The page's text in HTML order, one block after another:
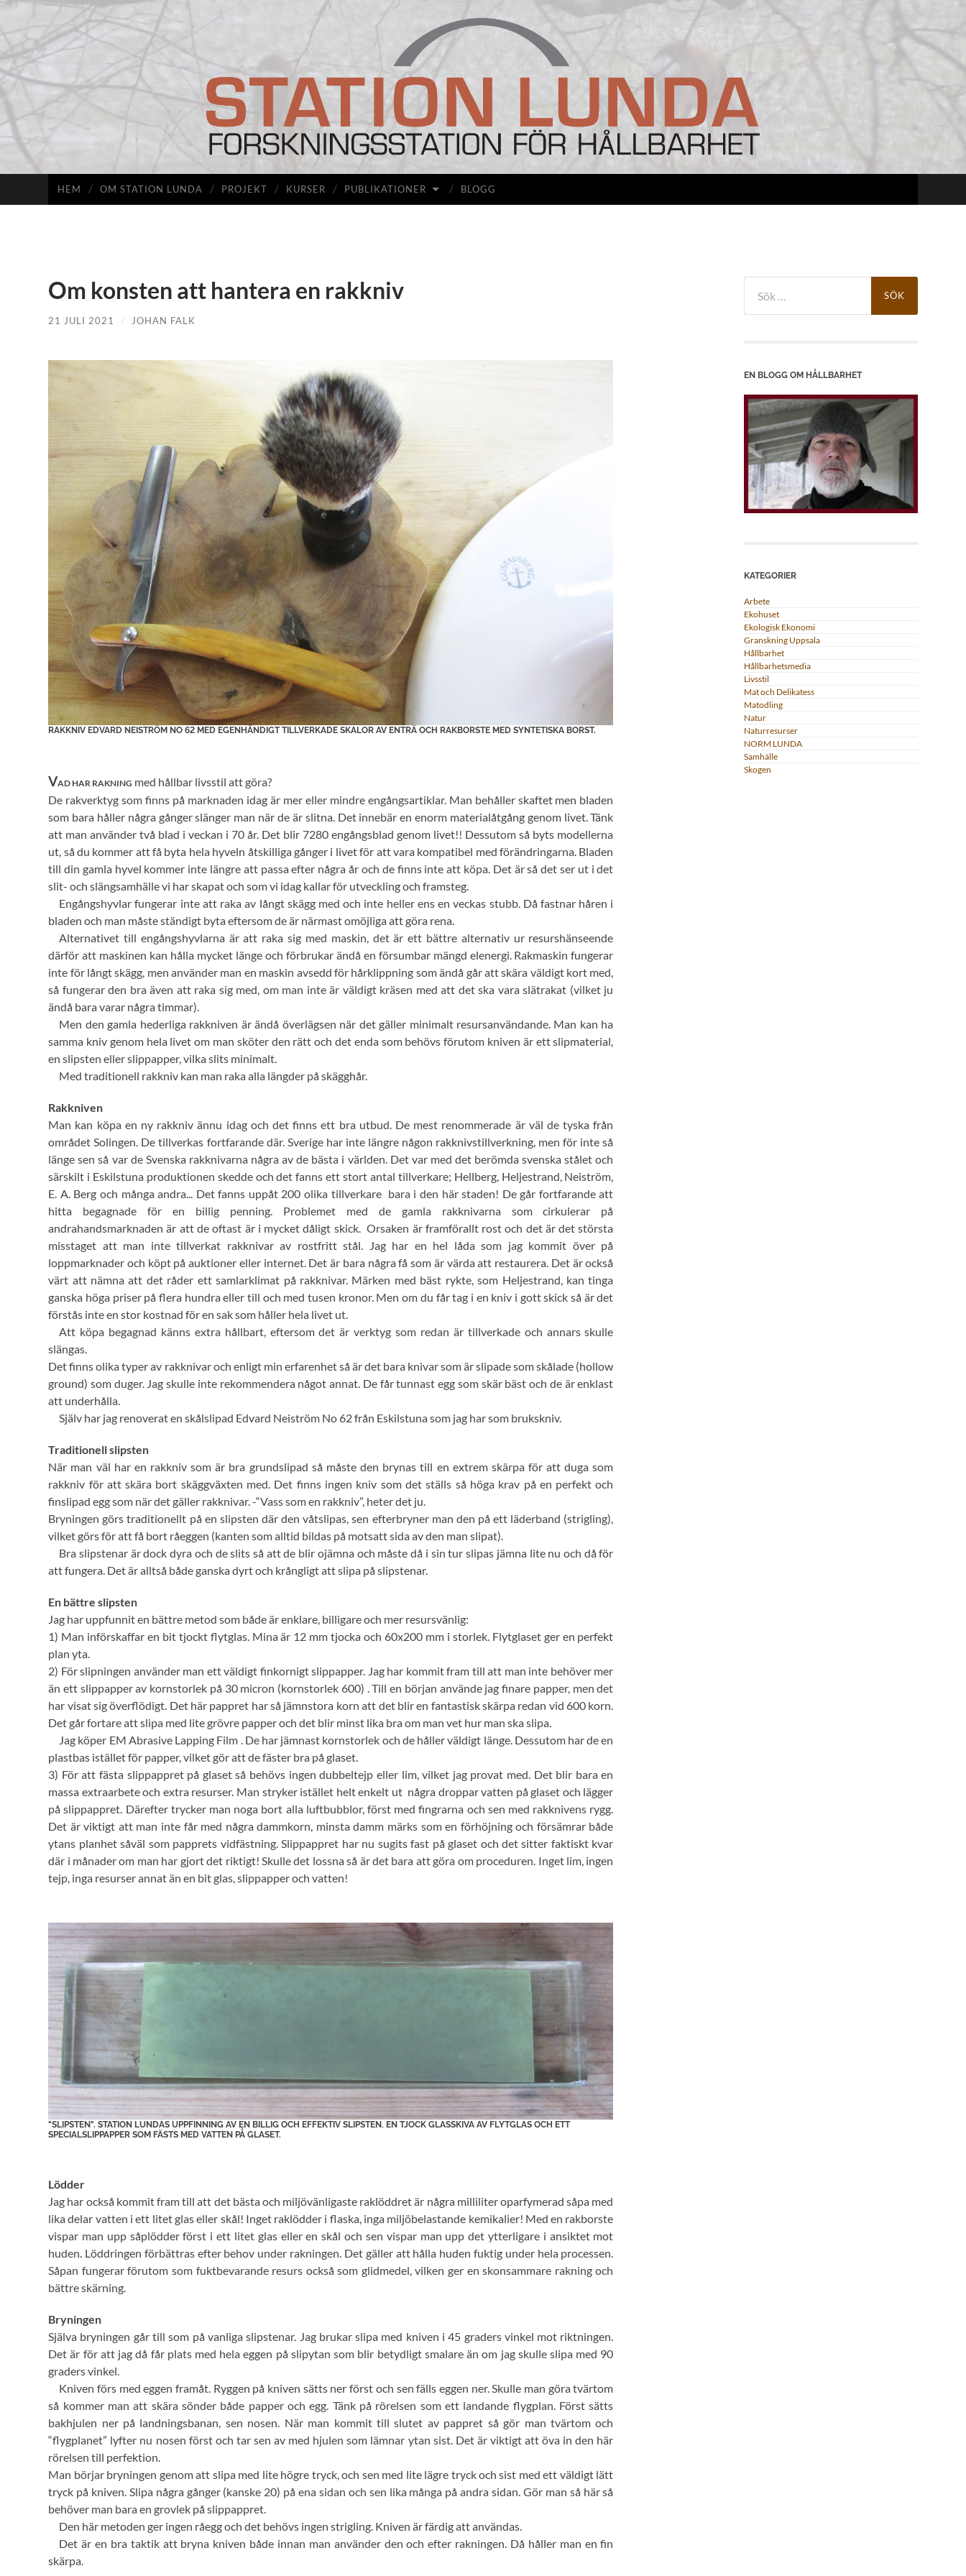
Station
HEM OM STATION LUNDA PROJEKT KURSER PUBLIKATIONER BLOGG
Om konsten att hantera en rakkniv
21 JULI 2021 / JOHAN FALK
RAKKNIV EDVARD NEISTRÖM NO 62 MED EGENHÄNDIGT TILLVERKADE SKALOR AV ENTRÄ OCH RAKBORSTE MED SYNTETISKA BORST.
VAD HAR RAKNING med hållbar livsstil att göra?
De rakverktyg som finns på marknaden idag är mer eller mindre engångsartiklar. Man behåller skaftet men bladen
som bara håller några gånger slänger man när de är slitna. Det innebär en enorm materialåtgång genom livet. Tänk
att man använder två blad i veckan i 70 år. Det blir 7280 engångsblad genom livet!! Dessutom så byts modellerna
ut, så du kommer att få byta hela hyveln åtskilliga gånger i livet för att vara kompatibel med förändringarna. Bladen
till din gamla hyvel kommer inte längre att passa efter några år och de finns inte att köpa. Det är så det ser ut i det
slit- och slängsamhälle vi har skapat och som vi idag kallar för utveckling och framsteg.
Engångshyvlar fungerar inte att raka av långt skägg med och inte heller ens en veckas stubb. Då fastnar håren i
bladen och man måste ständigt byta eftersom de är närmast omöjliga att göra rena.
Alternativet till engångshyvlarna är att raka sig med maskin, det är ett bättre alternativ ur resurshänseende
därför att maskinen kan hålla mycket länge och förbrukar ändå en försumbar mängd elenergi. Rakmaskin fungerar
inte för långt skägg, men använder man en maskin avsedd för hårklippning som ändå går att skära väldigt kort med,
så fungerar den bra även att raka sig med, om man inte är väldigt kräsen med att det ska vara slätrakat (vilket ju
ändå bara varar några timmar).
Men den gamla hederliga rakkniven är ändå överlägsen när det gäller minimalt resursanvändande. Man kan ha
samma kniv genom hela livet om man sköter den rätt och det enda som behövs förutom kniven är ett slipmaterial,
en slipsten eller slippapper, vilka slits minimalt.
Med traditionell rakkniv kan man raka alla längder på skägghår.
Rakkniven
Man kan köpa en ny rakkniv ännu idag och det finns ett bra utbud. De mest renommerade är väl de tyska från
området Solingen. De tillverkas fortfarande där. Sverige har inte längre någon rakknivstillverkning, men för inte så
länge sen så var de Svenska rakknivarna några av de bästa i världen. Det var med det berömda svenska stålet och
särskilt i Eskilstuna produktionen skedde och det fanns ett stort antal tillverkare; Hellberg, Heljestrand, Neiström,
E. A. Berg och många andra... Det fanns uppåt 200 olika tillverkare bara i den här staden! De går fortfarande att
hitta begagnade för en billig penning. Problemet med de gamla rakknivarna som cirkulerar på
andrahandsmarknaden är att de oftast är i mycket dåligt skick. Orsaken är framförallt rost och det är det största
misstaget att man inte tillverkat rakknivar av rostfritt stål. Jag har en hel låda som jag kommit över på
loppmarknader och köpt på auktioner eller internet. Det är bara några få som är värda att restaurera. Det är också
värt att nämna att det råder ett samlarklimat på rakknivar. Märken med bäst rykte, som Heljestrand, kan tinga
ganska höga priser på flera hundra eller till och med tusen kronor. Men om du får tag i en kniv i gott skick så är det
förstås inte en stor kostnad för en sak som håller hela livet ut.
Att köpa begagnad känns extra hållbart, eftersom det är verktyg som redan är tillverkade och annars skulle
slängas.
Det finns olika typer av rakknivar och enligt min erfarenhet så är det bara knivar som är slipade som skålade (hollow
ground) som duger. Jag skulle inte rekommendera något annat. De får tunnast egg som skär bäst och de är enklast
att underhålla.
Själv har jag renoverat en skålslipad Edvard Neiström No 62 från Eskilstuna som jag har som brukskniv.
Traditionell slipsten
När man väl har en rakkniv som är bra grundslipad så måste den brynas till en extrem skärpa för att duga som
rakkniv för att skära bort skäggväxten med. Det finns ingen kniv som det ställs så höga krav på en perfekt och
finslipad egg som när det gäller rakknivar. -“Vass som en rakkniv”, heter det ju.
Bryningen görs traditionellt på en slipsten där den våtslipas, sen efterbryner man den på ett läderband (strigling),
vilket görs för att få bort råeggen (kanten som alltid bildas på motsatt sida av den man slipat).
Bra slipstenar är dock dyra och de slits så att de blir ojämna och måste då i sin tur slipas jämna lite nu och då för
att fungera. Det är alltså både ganska dyrt och krångligt att slipa på slipstenar.
En bättre slipsten
Jag har uppfunnit en bättre metod som både är enklare, billigare och mer resursvänlig:
1) Man införskaffar en bit tjockt flytglas. Mina är 12 mm tjocka och 60x200 mm i storlek. Flytglaset ger en perfekt
plan yta.
2) För slipningen använder man ett väldigt finkornigt slippapper. Jag har kommit fram till att man inte behöver mer
än ett slippapper av kornstorlek på 30 micron (kornstorlek 600) . Till en början använde jag finare papper, men det
har visat sig överflödigt. Det här pappret har så jämnstora korn att det blir en fantastisk skärpa redan vid 600 korn.
Det går fortare att slipa med lite grövre papper och det blir minst lika bra om man vet hur man ska slipa.
Jag köper EM Abrasive Lapping Film . De har jämnast kornstorlek och de håller väldigt länge. Dessutom har de en
plastbas istället för papper, vilket gör att de fäster bra på glaset.
3) För att fästa slippappret på glaset så behövs ingen dubbeltejp eller lim, vilket jag provat med. Det blir bara en
massa extraarbete och extra resurser. Man stryker istället helt enkelt ut några droppar vatten på glaset och lägger
på slippappret. Därefter trycker man noga bort alla luftbubblor, först med fingrarna och sen med rakknivens rygg.
Det är viktigt att man inte får med några dammkorn, minsta damm märks som en förhöjning och försämrar både
ytans planhet såväl som papprets vidfästning. Slippappret har nu sugits fast på glaset och det sitter faktiskt kvar
där i månader om man har gjort det riktigt! Skulle det lossna så är det bara att göra om proceduren. Inget lim, ingen
tejp, inga resurser annat än en bit glas, slippapper och vatten!
"SLIPSTEN". STATION LUNDAS UPPFINNING AV EN BILLIG OCH EFFEKTIV SLIPSTEN. EN TJOCK GLASSKIVA AV FLYTGLAS OCH ETT
SPECIALSLIPPAPPER SOM FÄSTS MED VATTEN PÅ GLASET.
Lödder
Jag har också kommit fram till att det bästa och miljövänligaste raklöddret är några milliliter oparfymerad såpa med
lika delar vatten i ett litet glas eller skål! Inget raklödder i flaska, inga miljöbelastande kemikalier! Med en rakborste
vispar man upp såplödder först i ett litet glas eller en skål och sen vispar man upp det ytterligare i ansiktet mot
huden. Löddringen förbättras efter behov under rakningen. Det gäller att hålla huden fuktig under hela processen.
Såpan fungerar förutom som fuktbevarande resurs också som glidmedel, vilken ger en skonsammare rakning och
bättre skärning.
Bryningen
Själva bryningen går till som på vanliga slipstenar. Jag brukar slipa med kniven i 45 graders vinkel mot riktningen.
Det är för att jag då får plats med hela eggen på slipytan som blir betydligt smalare än om jag skulle slipa med 90
graders vinkel.
Kniven förs med eggen framåt. Ryggen på kniven sätts ner först och sen fälls eggen ner. Skulle man göra tvärtom
så kommer man att skära sönder både papper och egg. Tänk på rörelsen som ett landande flygplan. Först sätts
bakhjulen ner på landningsbanan, sen nosen. När man kommit till slutet av pappret så gör man tvärtom och
“flygplanet” lyfter nu nosen först och tar sen av med hjulen som lämnar ytan sist. Det är viktigt att öva in den här
rörelsen till perfektion.
Man börjar bryningen genom att slipa med lite högre tryck, och sen med lite lägre tryck och sist med ett väldigt lätt
tryck på kniven. Slipa några gånger (kanske 20) på ena sidan och sen lika många på andra sidan. Gör man så här så
behöver man bara en grovlek på slippappret.
Den här metoden ger ingen råegg och det behövs ingen strigling. Kniven är färdig att användas.
Det är en bra taktik att bryna kniven både innan man använder den och efter rakningen. Då håller man en fin
skärpa.
efter:
EN BLOGG OM HÅLLBARHET
KATEGORIER
Arbete
Ekohuset
Ekologisk Ekonomi
Granskning Uppsala
Hållbarhet
Hållbarhetsmedia
Livsstil
Mat och Delikatess
Matodling
Natur
Naturresurser
NORM LUNDA
Samhälle
Skogen